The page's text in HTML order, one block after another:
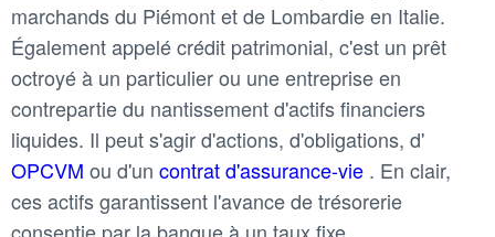
marchands du Piémont et de Lombardie en Italie.
Également appelé crédit patrimonial, c'est un prêt
octroyé à un particulier ou une entreprise en
contrepartie du nantissement d'actifs financiers
liquides. Il peut s'agir d'actions, d'obligations, d'
OPCVM ou d'un contrat d'assurance-vie . En clair,
ces actifs garantissent l'avance de trésorerie